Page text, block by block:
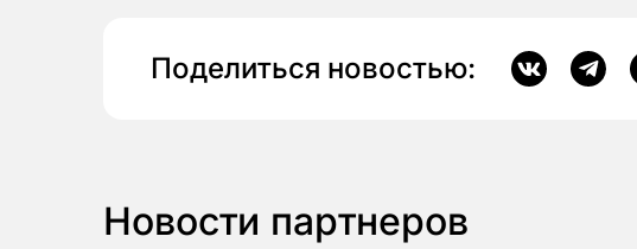
Поделиться новостью:
Новости партнеров